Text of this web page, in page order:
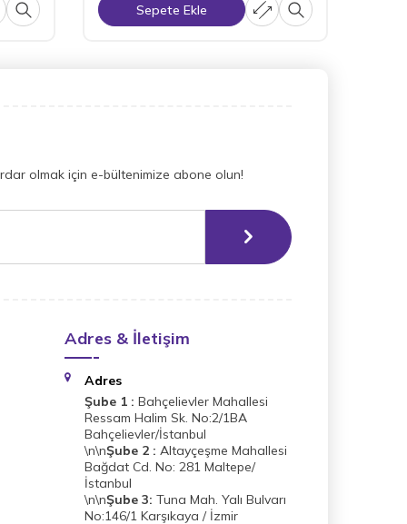
Sepete Ekle
olmak için e-bültenimize abone olun!
Adres & İletişim
Adres
Şube 1 : Bahçelievler Mahallesi
Ressam Halim Sk. No:2/1BA
Bahçelievler/İstanbul
\n\nŞube 2 : Altayçeşme Mahallesi
Bağdat Cd. No: 281 Maltepe/
İstanbul
\n\nŞube 3: Tuna Mah. Yalı Bulvarı
No:146/1 Karşıkaya / İzmir